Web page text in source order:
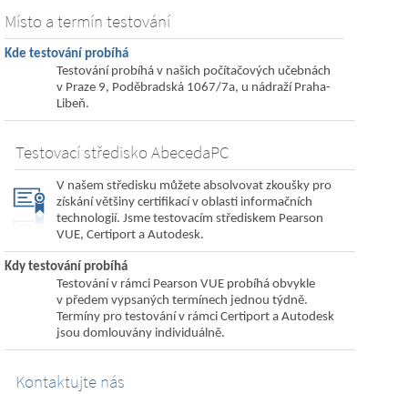
Místo a termín testování
Kde testování probíhá
Testování probíhá v našich počítačových učebnách
v Praze 9, Poděbradská 1067/7a, u nádraží Praha-
Libeň.
Testovací středisko AbecedaPC
V našem středisku můžete absolvovat zkoušky pro
získání většiny certifikací v oblasti informačních
technologií. Jsme testovacím střediskem Pearson
VUE, Certiport a Autodesk.
Kdy testování probíhá
Testování v rámci Pearson VUE probíhá obvykle
v předem vypsaných termínech jednou týdně.
Termíny pro testování v rámci Certiport a Autodesk
jsou domlouvány individuálně.
Kontaktujte nás